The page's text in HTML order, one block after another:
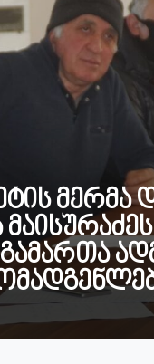
მერმა